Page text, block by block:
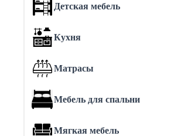
Детская мебель
Кухня
Матрасы
Мебель для спальни
Мягкая мебель